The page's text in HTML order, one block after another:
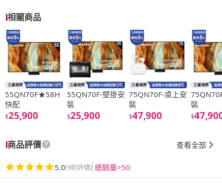
相關商品
55QN70F★58H
快配
$25,900
55QN70F-壁掛安
裝
$25,900
75QN70F-桌上安
裝
$47,900
裝
$
商品評價 查看全部
5.0(9則評價) 總銷量>50